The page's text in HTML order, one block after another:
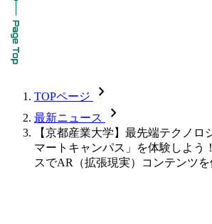
TOPページ chevron_forward
最新ニュース chevron_forward
【京都産業大学】最先端テクノロ
マートキャンパス」を体験しよう
スでAR（拡張現実）コンテンツ